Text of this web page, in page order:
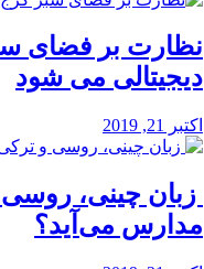
نظارت بر فضای
دیجیتالی می شود
اکتبر 21, 2019
زبان چینی،
مدارس می‌آید؟